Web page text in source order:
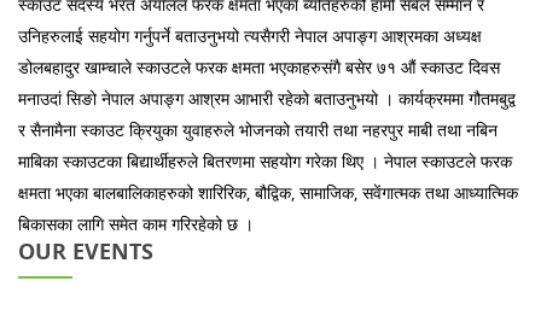
उनिहरुलाई सहयोग गर्नुपर्ने बताउनुभयो त्यसैगरी नेपाल अपाङ्ग आश्रमका अध्यक्ष
डोलबहादुर खाम्चाले स्काउटले फरक क्षमता भएकाहरुसंगै बसेर ७१ औं स्काउट दिवस
मनाउदां सिङो नेपाल अपाङ्ग आश्रम आभारी रहेको बताउनुभयो । कार्यक्रममा गौतमबुद्व
र सैनामैना स्काउट क्रियुका युवाहरुले भोजनको तयारी तथा नहरपुर माबी तथा नबिन
माबिका स्काउटका बिद्यार्थीहरुले बितरणमा सहयोग गरेका थिए । नेपाल स्काउटले फरक
क्षमता भएका बालबालिकाहरुको शारिरिक, बौद्विक, सामाजिक, सवेंगात्मक तथा आध्यात्मिक
बिकासका लागि समेत काम गरिरहेको छ ।
OUR EVENTS